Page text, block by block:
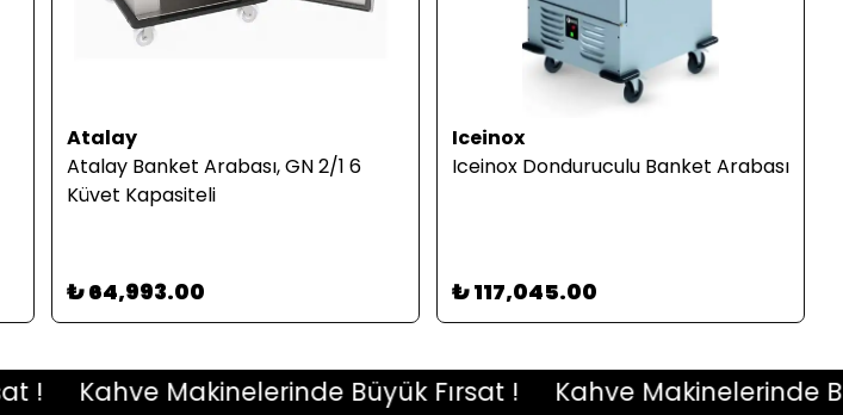
Atalay
Atalay Banket Arabası, GN 2/1 6
Küvet Kapasiteli
₺ 64,993.00
Iceinox
Iceinox Donduruculu Banket Arabası
₺ 117,045.00
Kahve Makinelerinde Büyük Fırsat ! Kahve Makinelerinde